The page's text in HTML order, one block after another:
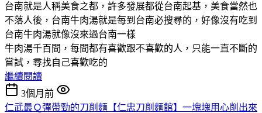
台南就是人稱美食之都，許多發展都從台南起基，美食當然也
不落人後，台南牛肉湯就是每到台南必搜尋的，好像沒有吃到
台南牛肉湯就像沒來過台南一樣
牛肉湯千百間，每間都有喜歡跟不喜歡的人，只能一直不斷的
嘗試，尋找自己喜歡吃的
繼續閱讀
3個月前
仁武最Ｑ彈帶勁的刀削麵【仁忠刀削麵館】一塊塊用心削出來